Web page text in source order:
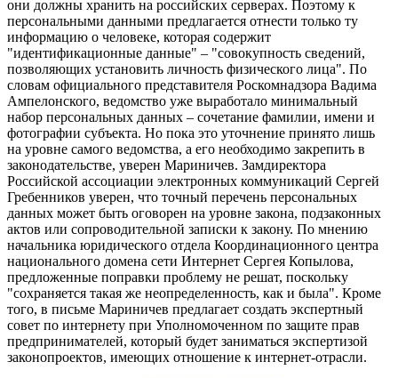
они должны хранить на российских серверах. Поэтому к
персональными данными предлагается отнести только ту
информацию о человеке, которая содержит
"идентификационные данные" – "совокупность сведений,
позволяющих установить личность физического лица". По
словам официального представителя Роскомнадзора Вадима
Ампелонского, ведомство уже выработало минимальный
набор персональных данных – сочетание фамилии, имени и
фотографии субъекта. Но пока это уточнение принято лишь
на уровне самого ведомства, а его необходимо закрепить в
законодательстве, уверен Мариничев. Замдиректора
Российской ассоциации электронных коммуникаций Сергей
Гребенников уверен, что точный перечень персональных
данных может быть оговорен на уровне закона, подзаконных
актов или сопроводительной записки к закону. По мнению
начальника юридического отдела Координационного центра
национального домена сети Интернет Сергея Копылова,
предложенные поправки проблему не решат, поскольку
"сохраняется такая же неопределенность, как и была". Кроме
того, в письме Мариничев предлагает создать экспертный
совет по интернету при Уполномоченном по защите прав
предпринимателей, который будет заниматься экспертизой
законопроектов, имеющих отношение к интернет-отрасли.